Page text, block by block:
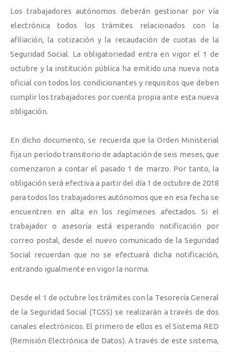
Los trabajadores autónomos deberán gestionar por vía
electrónica todos los trámites relacionados con la
afiliación, la cotización y la recaudación de cuotas de la
Seguridad Social. La obligatoriedad entra en vigor el 1 de
octubre y la institución pública ha emitido una nueva nota
oficial con todos los condicionantes y requisitos que deben
cumplir los trabajadores por cuenta propia ante esta nueva
obligación.
En dicho documento, se recuerda que la Orden Ministerial
fija un período transitorio de adaptación de seis meses, que
comenzaron a contar el pasado 1 de marzo. Por tanto, la
obligación será efectiva a partir del día 1 de octubre de 2018
para todos los trabajadores autónomos que en esa fecha se
encuentren en alta en los regímenes afectados. Si el
trabajador o asesoría está esperando notificación por
correo postal, desde el nuevo comunicado de la Seguridad
Social recuerdan que no se efectuará dicha notificación,
entrando igualmente en vigor la norma.
Desde el 1 de octubre los trámites con la Tesorería General
de la Seguridad Social (TGSS) se realizarán a través de dos
canales electrónicos. El primero de ellos es el Sistema RED
(Remisión Electrónica de Datos). A través de este sistema,